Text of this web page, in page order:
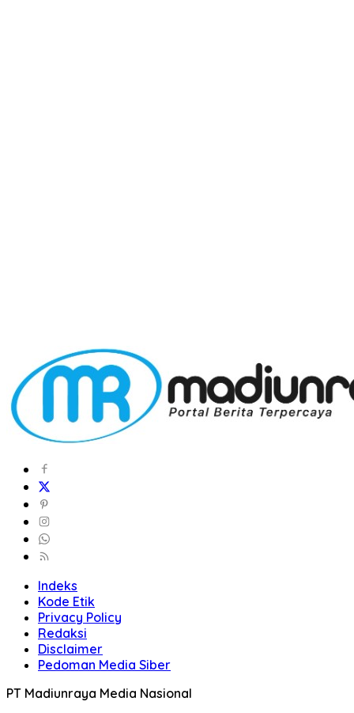
Indeks
Kode Etik
Privacy Policy
Redaksi
Disclaimer
Pedoman Media Siber
PT Madiunraya Media Nasional